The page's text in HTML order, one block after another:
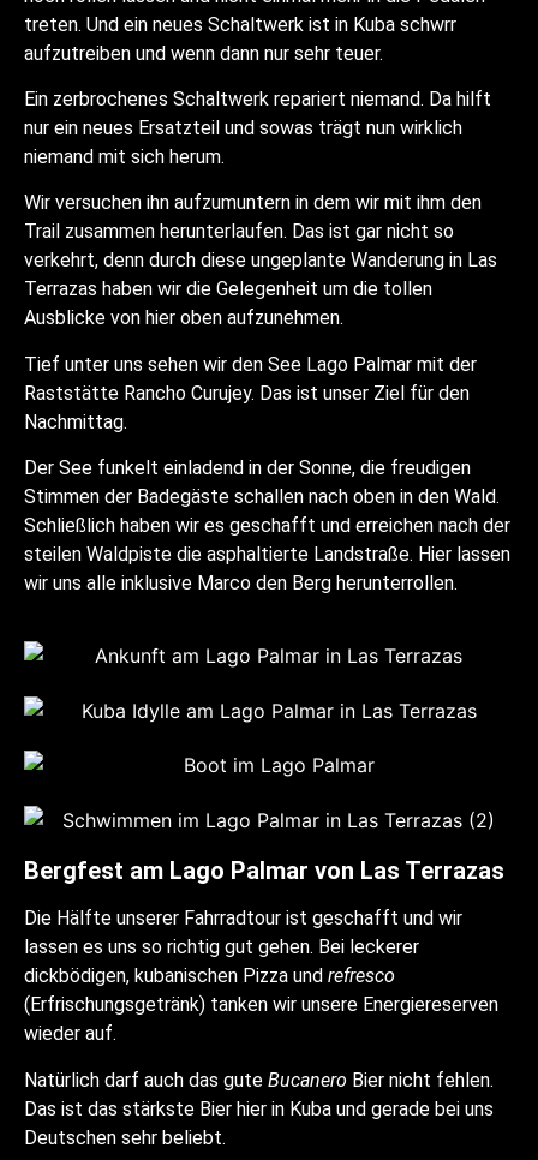
treten. Und ein neues Schaltwerk ist in Kuba schwrr
aufzutreiben und wenn dann nur sehr teuer.
Ein zerbrochenes Schaltwerk repariert niemand. Da hilft
nur ein neues Ersatzteil und sowas trägt nun wirklich
niemand mit sich herum.
Wir versuchen ihn aufzumuntern in dem wir mit ihm den
Trail zusammen herunterlaufen. Das ist gar nicht so
verkehrt, denn durch diese ungeplante Wanderung in Las
Terrazas haben wir die Gelegenheit um die tollen
Ausblicke von hier oben aufzunehmen.
Tief unter uns sehen wir den See Lago Palmar mit der
Raststätte Rancho Curujey. Das ist unser Ziel für den
Nachmittag.
Der See funkelt einladend in der Sonne, die freudigen
Stimmen der Badegäste schallen nach oben in den Wald.
Schließlich haben wir es geschafft und erreichen nach der
steilen Waldpiste die asphaltierte Landstraße. Hier lassen
wir uns alle inklusive Marco den Berg herunterrollen.
Bergfest am Lago Palmar von Las Terrazas
Die Hälfte unserer Fahrradtour ist geschafft und wir
lassen es uns so richtig gut gehen. Bei leckerer
dickbödigen, kubanischen Pizza und refresco
(Erfrischungsgetränk) tanken wir unsere Energiereserven
wieder auf.
Natürlich darf auch das gute Bucanero Bier nicht fehlen.
Das ist das stärkste Bier hier in Kuba und gerade bei uns
Deutschen sehr beliebt.